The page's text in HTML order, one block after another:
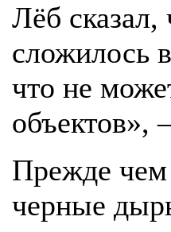
Лёб
сложилось
что не
объектов»,
Прежде чем
черные